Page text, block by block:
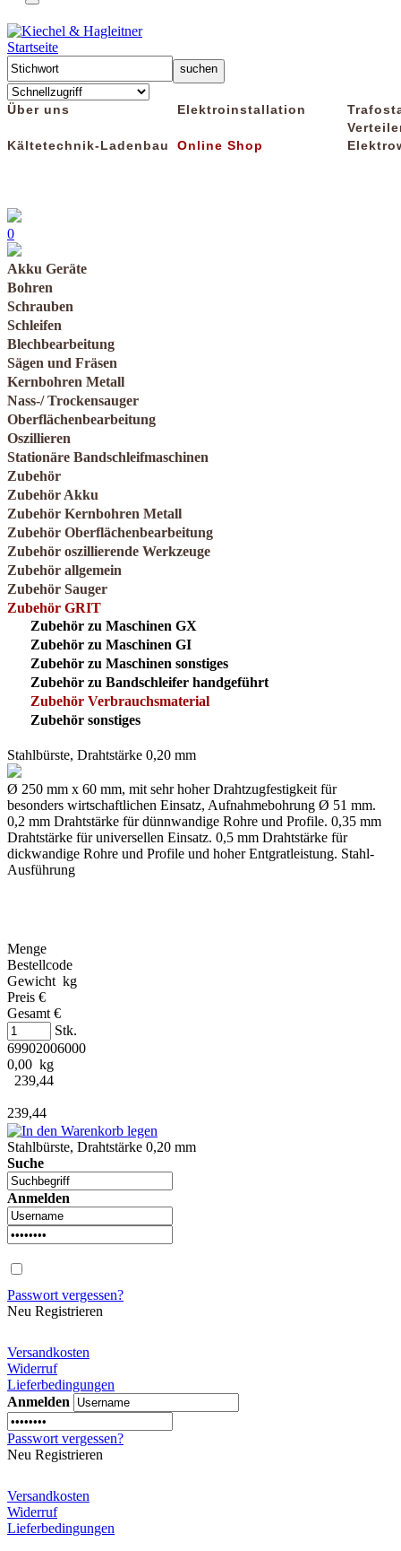
Startseite
Über uns Elektroinstallation
Kältetechnik-Ladenbau
Online Shop
0
Akku Geräte
Bohren
Schrauben
Schleifen
Blechbearbeitung
Sägen und Fräsen
Kernbohren Metall
Nass-/ Trockensauger
Oberflächenbearbeitung
Oszillieren
Stationäre Bandschleifmaschinen
Zubehör
Zubehör Akku
Zubehör Kernbohren Metall
Zubehör Oberflächenbearbeitung
Zubehör oszillierende Werkzeuge
Zubehör allgemein
Zubehör Sauger
Zubehör GRIT
Zubehör zu Maschinen GX
Zubehör zu Maschinen GI
Zubehör zu Maschinen sonstiges
Zubehör zu Bandschleifer handgeführt
Zubehör Verbrauchsmaterial
Zubehör sonstiges
Stahlbürste, Drahtstärke 0,20 mm
Ø 250 mm x 60 mm, mit sehr hoher Drahtzugfestigkeit für
besonders wirtschaftlichen Einsatz, Aufnahmebohrung Ø 51 mm.
0,2 mm Drahtstärke für dünnwandige Rohre und Profile. 0,35 mm
Drahtstärke für universellen Einsatz. 0,5 mm Drahtstärke für
dickwandige Rohre und Profile und hoher Entgratleistung. Stahl-
Ausführung
Menge
Bestellcode
Gewicht kg
Preis €
Gesamt €
Stk.
69902006000
0,00 kg
239,44
239,44
Stahlbürste, Drahtstärke 0,20 mm
Suche
Anmelden
Passwort vergessen?
Neu Registrieren
Versandkosten
Widerruf
Lieferbedingungen
Anmelden
Passwort vergessen?
Neu Registrieren
Versandkosten
Widerruf
Lieferbedingungen